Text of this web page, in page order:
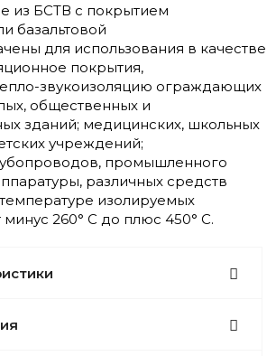
из БСТВ с покрытием
базальтовой
для использования в качестве
покрытия,
звукоизоляцию ограждающих
общественных и
зданий; медицинских, школьных
учреждений;
промышленного
различных средств
изолируемых
минус 260° С до плюс 450° С.